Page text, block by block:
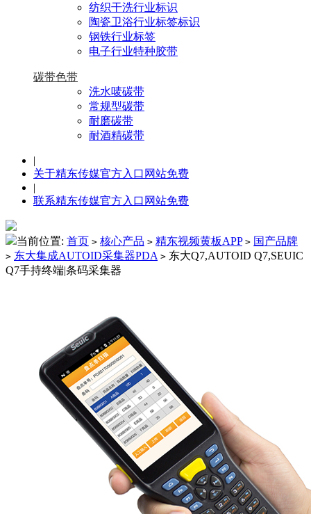
纺织干洗行业标识
陶瓷卫浴行业标签标识
钢铁行业标签
电子行业特种胶带
碳带色带
洗水唛碳带
常规型碳带
耐磨碳带
耐酒精碳带
|
关于精东传媒官方入口网站免费
|
联系精东传媒官方入口网站免费
当前位置: 首页 > 核心产品 > 精东视频黄板APP > 国产品牌
> 东大集成AUTOID采集器PDA > 东大Q7,AUTOID Q7,SEUIC
Q7手持终端|条码采集器